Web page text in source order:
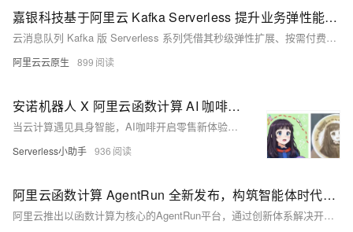
嘉银科技基于阿里云 Kafka Serverless 提升业务弹性能力，节省成本超过 20%
云消息队列 Kafka 版 Serverless 系列凭借其秒级弹性扩展、按需付费、轻运维的优势，助力嘉银科技业务系统实现灵活扩缩容，在业务效率和成本优化上持续取得突破，保证服务的敏捷性和稳定性，并节省超过 20% 的成本。
阿里云云原生 899
安诺机器人 X 阿里云函数计算 AI 咖啡印花解决方案
当云计算遇见具身智能，AI咖啡开启零售新体验。用户通过手机生成个性化图像，云端AI快速渲染，机器人精准复刻于咖啡奶泡之上，90秒内完成一杯可饮用的艺术品。该方案融合阿里云FunctionAI生图能力与安诺机器人高精度执行系统，实现AIGC创意到实体呈现的闭环，为线下零售提供低成本、高互动、易部署的智能化升级路径，已在商场、机场、展馆等场景落地应用。
Serverless小助手 936
阿里云函数计算 AgentRun 全新发布，构筑智能体时代的基础设施
阿里云推出以函数计算为核心的AgentRun平台，通过创新体系解决开发、部署、运维难题，提供全面支持，已在多个真实业务场景验证，是AI原生时代重要基础设施。